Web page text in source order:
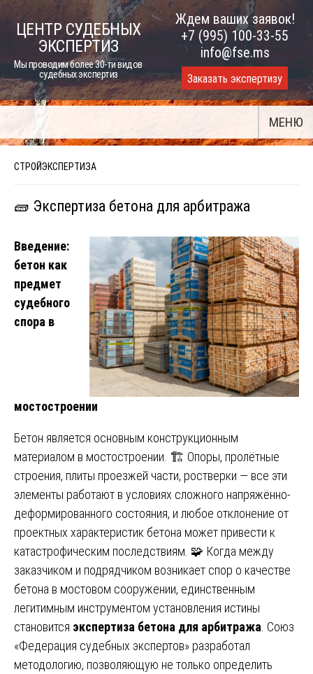
Skip
ЦЕНТР СУДЕБНЫХ
ЭКСПЕРТИЗ
Мы проводим более 30-ти видов
судебных экспертиз
Ждем ваших заявок!
+7 (995) 100-33-55
info@fse.ms
Заказать экспертизу
МЕНЮ
СТРОЙЭКСПЕРТИЗА
🧱 Экспертиза бетона для арбитража
Введение:
бетон как
предмет
судебного
спора в
мостостроении
Бетон является основным конструкционным
материалом в мостостроении. 🏗️ Опоры, пролётные
строения, плиты проезжей части, ростверки — все эти
элементы работают в условиях сложного напряжённо-
деформированного состояния, и любое отклонение от
проектных характеристик бетона может привести к
катастрофическим последствиям. 🧩 Когда между
заказчиком и подрядчиком возникает спор о качестве
бетона в мостовом сооружении, единственным
легитимным инструментом установления истины
становится экспертиза бетона для арбитража . Союз
«Федерация судебных экспертов» разработал
методологию, позволяющую не только определить